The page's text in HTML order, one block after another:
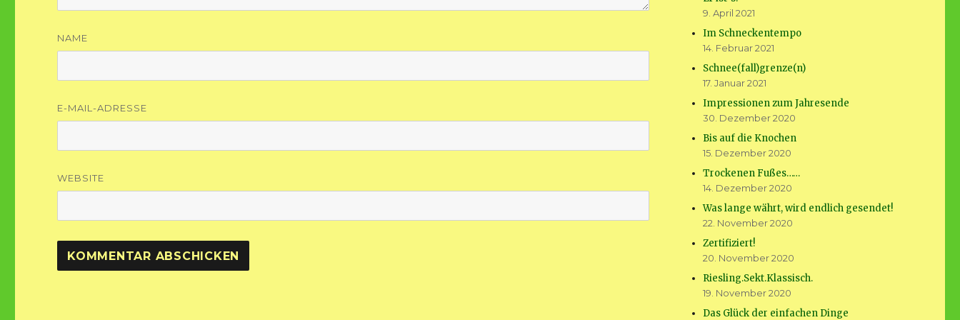
NAME
E-MAIL-ADRESSE
WEBSITE
9. April 2021
Im Schneckentempo
14. Februar 2021
Schnee(fall)grenze(n)
17. Januar 2021
Impressionen zum Jahresende
30. Dezember 2020
Bis auf die Knochen
15. Dezember 2020
Trockenen Fußes……
14. Dezember 2020
Was lange währt, wird endlich gesendet!
22. November 2020
Zertifiziert!
20. November 2020
Riesling.Sekt.Klassisch.
19. November 2020
Das Glück der einfachen Dinge